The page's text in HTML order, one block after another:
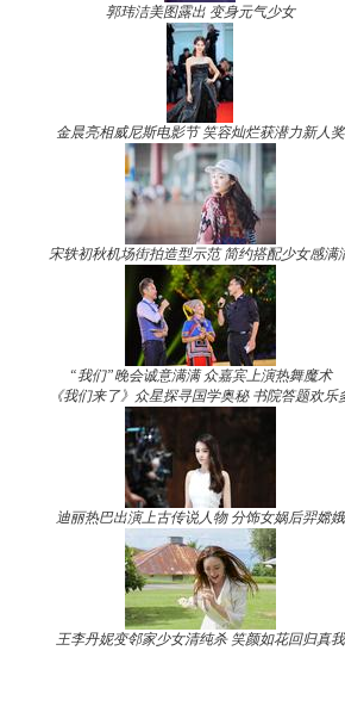
郭玮洁美图露出 变身元气少女
金晨亮相威尼斯电影节 笑容灿烂获潜力新人奖
宋轶初秋机场街拍造型示范 简约搭配少女感满
“我们”晚会诚意满满 众嘉宾上演热舞魔术
《我们来了》众星探寻国学奥秘 书院答题欢乐
迪丽热巴出演上古传说人物 分饰女娲后羿嫦娥
王李丹妮变邻家少女清纯杀 笑颜如花回归真我